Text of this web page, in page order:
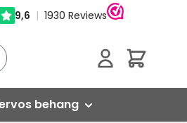
Cart
behang